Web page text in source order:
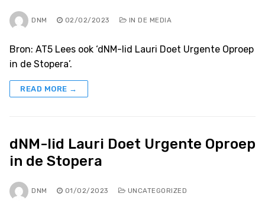
DNM 02/02/2023 IN DE MEDIA
Bron: AT5 Lees ook ‘dNM-lid Lauri Doet Urgente Oproep
in de Stopera’.
READ MORE →
dNM-lid Lauri Doet Urgente Oproep
in de Stopera
DNM 01/02/2023 UNCATEGORIZED